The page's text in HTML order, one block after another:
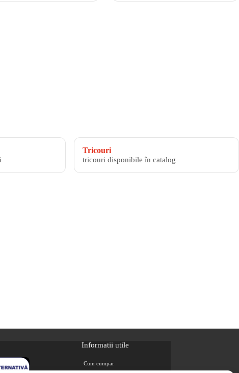
Tricouri
tricouri disponibile în catalog
Informatii utile
Cum cumpar